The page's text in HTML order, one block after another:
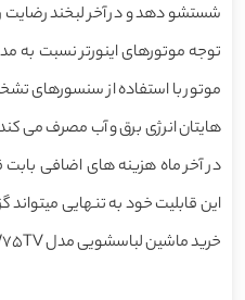
شستشو دهد و در آخر لبخند رضایت
توجه موتورهای اینورتر نسبت به
موتور با استفاده از سنسورهای
هایتان انرژی برق و آب مصرف می
در آخر ماه هزینه های اضافی
این قابلیت خود به تنهایی میتواند
خرید ماشین لباسشویی مدل BDW75TVباشد.